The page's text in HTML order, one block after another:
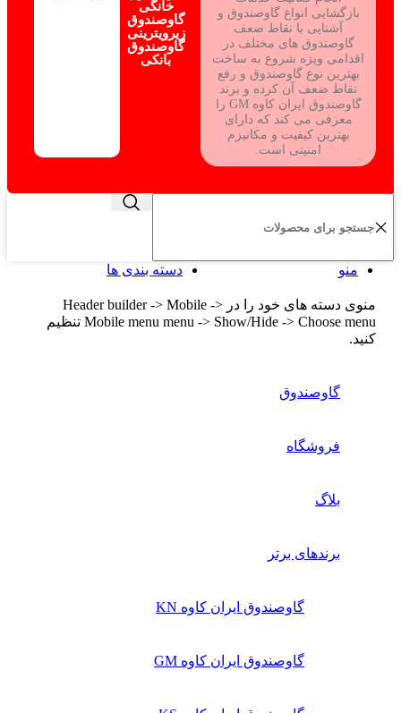
بازگشایی انواع گاوصندوق و
آشنایی با نقاط ضعف
گاوصندوق های مختلف در
اقدامی ویژه شروع به ساخت
بهترین نوع گاوصندوق و رفع
نقاط ضعف آن کرده و برند
گاوصندوق ایران کاوه GM را
معرفی می کند که دارای
بهترین کیفیت و مکانیزم
امنیتی است.
خانگی
گاوصندوق
زیرویترینی
گاوصندوق
بانکی
منو دسته بندی ها
منوی دسته های خود را در Header builder -> Mobile ->
Mobile menu menu -> Show/Hide -> Choose menu تنظیم
کنید.
گاوصندوق
فروشگاه
بلاگ
برندهای برتر
گاوصندوق ایران کاوه KN
گاوصندوق ایران کاوه GM